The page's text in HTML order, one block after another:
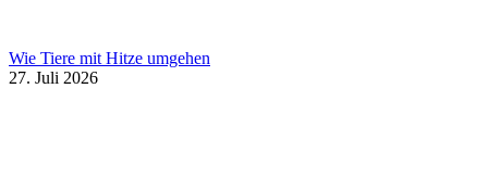
Wie Tiere mit Hitze umgehen
27. Juli 2026